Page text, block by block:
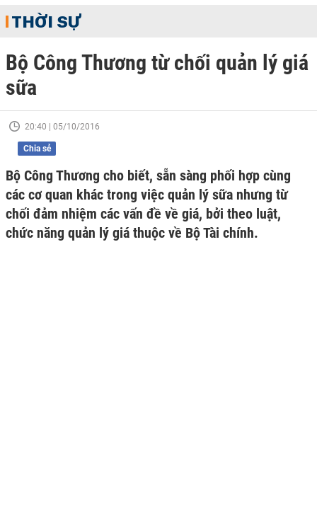
THỜI SỰ
Bộ Công Thương từ chối quản lý giá
sữa
20:40 | 05/10/2016
Chia sẻ
Bộ Công Thương cho biết, sẵn sàng phối hợp cùng
các cơ quan khác trong việc quản lý sữa nhưng từ
chối đảm nhiệm các vấn đề về giá, bởi theo luật,
chức năng quản lý giá thuộc về Bộ Tài chính.